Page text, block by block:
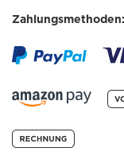
Zahlungsmethoden: